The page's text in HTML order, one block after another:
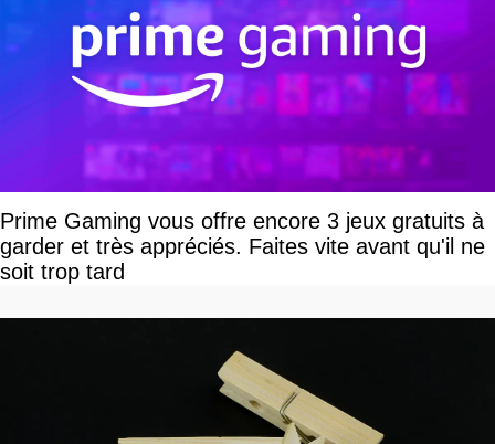
Prime Gaming vous offre encore 3 jeux gratuits à
garder et très appréciés. Faites vite avant qu'il ne
soit trop tard